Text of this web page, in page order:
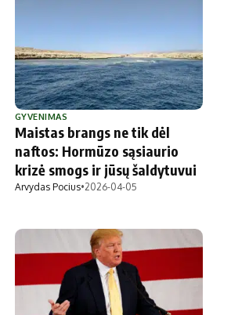
GYVENIMAS
Maistas brangs ne tik dėl
naftos: Hormūzo sąsiaurio
krizė smogs ir jūsų šaldytuvui
Arvydas Pocius•2026-04-05